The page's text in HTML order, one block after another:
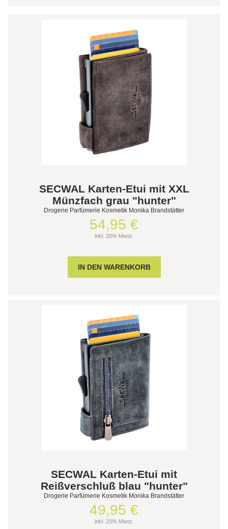
SECWAL Karten-Etui mit XXL
Münzfach grau "hunter"
Drogerie Parfümerie Kosmetik Monika Brandstätter
54,95 €
inkl. 20% Mwst.
SECWAL Karten-Etui mit
Reißverschluß blau "hunter"
Drogerie Parfümerie Kosmetik Monika Brandstätter
49,95 €
inkl. 20% Mwst.